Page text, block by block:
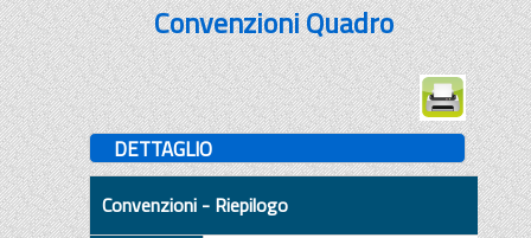
Convenzioni Quadro
DETTAGLIO
Convenzioni - Riepilogo